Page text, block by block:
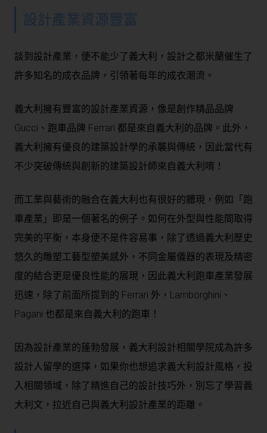
設計產業資源豐富
談到設計產業，便不能少了義大利，設計之都米蘭催生了
許多知名的成衣品牌，引領著每年的成衣潮流。
義大利擁有豐富的設計產業資源，像是創作精品品牌
Gucci、跑車品牌 Ferrari 都是來自義大利的品牌。此外，
義大利擁有優良的建築設計學的承襲與傳統，因此當代有
不少突破傳統與創新的建築設計師來自義大利唷！
而工業與藝術的融合在義大利也有很好的體現，例如「跑
車產業」即是一個著名的例子。如何在外型與性能間取得
完美的平衡，本身便不是件容易事，除了透過義大利歷史
悠久的雕塑工藝型塑美感外，不同金屬儀器的表現及精密
度的結合更是優良性能的展現，因此義大利跑車產業發展
迅速，除了前面所提到的 Ferrari 外，Lamborghini、
Pagani 也都是來自義大利的跑車！
因為設計產業的蓬勃發展，義大利設計相關學院成為許多
設計人留學的選擇，如果你也想追求義大利設計風格，投
入相關領域，除了精進自己的設計技巧外，別忘了學習義
大利文，拉近自己與義大利設計產業的距離。